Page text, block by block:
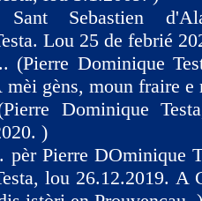
Sant Sebastien
Lou 25 de febrié
(Pierre Dominique
mèi gèns, moun fraire e
Dominique
)
pèr Pierre DOminique
lou 26.12.2019. A